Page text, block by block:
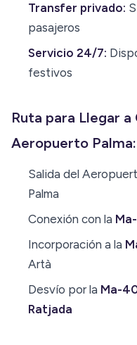
Transfer privado:
pasajeros
Servicio 24/7:
festivos
Ruta para Llegar
Aeropuerto Palma:
Salida del
Palma
Conexión con la
Incorporación a la
Artà
Desvío por la Ma-
Ratjada